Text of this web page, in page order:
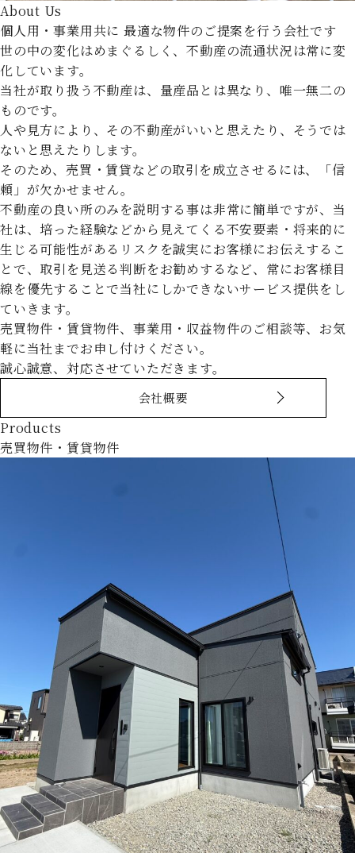
About Us
個人用・事業用共に 最適な物件のご提案を行う会社です
世の中の変化はめまぐるしく、不動産の流通状況は常に変
化しています。
当社が取り扱う不動産は、量産品とは異なり、唯一無二の
ものです。
人や見方により、その不動産がいいと思えたり、そうでは
ないと思えたりします。
そのため、売買・賃貸などの取引を成立させるには、「信
頼」が欠かせません。
不動産の良い所のみを説明する事は非常に簡単ですが、当
社は、培った経験などから見えてくる不安要素・将来的に
生じる可能性があるリスクを誠実にお客様にお伝えするこ
とで、取引を見送る判断をお勧めするなど、常にお客様目
線を優先することで当社にしかできないサービス提供をし
ていきます。
売買物件・賃貸物件、事業用・収益物件のご相談等、お気
軽に当社までお申し付けください。
誠心誠意、対応させていただきます。
会社概要
Products
売買物件・賃貸物件